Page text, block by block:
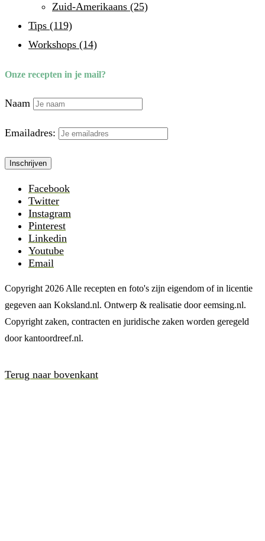
Zuid-Amerikaans (25)
Tips (119)
Workshops (14)
Onze recepten in je mail?
Naam
Emailadres:
Facebook
Twitter
Instagram
Pinterest
Linkedin
Youtube
Email
Copyright 2026 Alle recepten en foto's zijn eigendom of in licentie
gegeven aan Koksland.nl. Ontwerp & realisatie door eemsing.nl.
Copyright zaken, contracten en juridische zaken worden geregeld
door kantoordreef.nl.
Terug naar bovenkant